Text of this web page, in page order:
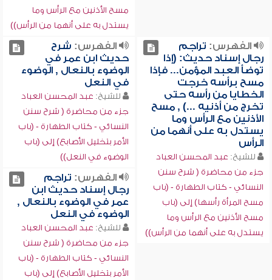
مسح الأذنين مع الرأس وما
يستدل به على أنهما من الرأس))
الفهرس: تراجم
رجال إسناد حديث: (إذا
توضأ العبد المؤمن... فإذا
مسح برأسه خرجت
الخطايا من رأسه حتى
تخرج من أذنيه ...) , مسح
الأذنين مع الرأس وما
يستدل به على أنهما من
الرأس
للشيخ: عبد المحسن العباد
جزء من محاضرة ( شرح سنن
النسائي - كتاب الطهارة - (باب
مسح المرأة رأسها) إلى (باب
مسح الأذنين مع الرأس وما
يستدل به على أنهما من الرأس))
الفهرس: شرح
حديث ابن عمر في
الوضوء بالنعال , الوضوء
في النعل
للشيخ: عبد المحسن العباد
جزء من محاضرة ( شرح سنن
النسائي - كتاب الطهارة - (باب
الأمر بتخليل الأصابع) إلى (باب
الوضوء في النعل))
الفهرس: تراجم
رجال إسناد حديث ابن
عمر في الوضوء بالنعال ,
الوضوء في النعل
للشيخ: عبد المحسن العباد
جزء من محاضرة ( شرح سنن
النسائي - كتاب الطهارة - (باب
الأمر بتخليل الأصابع) إلى (باب